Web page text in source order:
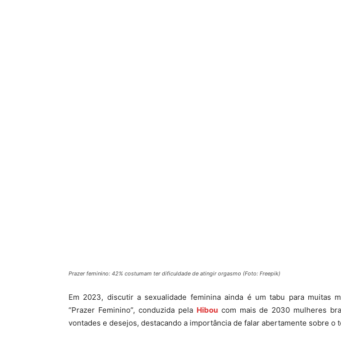
Prazer feminino: 42% costumam ter dificuldade de atingir orgasmo (Foto: Freepik)
Em 2023, discutir a sexualidade feminina ainda é um tabu para muitas
“Prazer Feminino”, conduzida pela Hiboucom mais de 2030 mulheres
vontades e desejos, destacando a importância de falar abertamente sobre o